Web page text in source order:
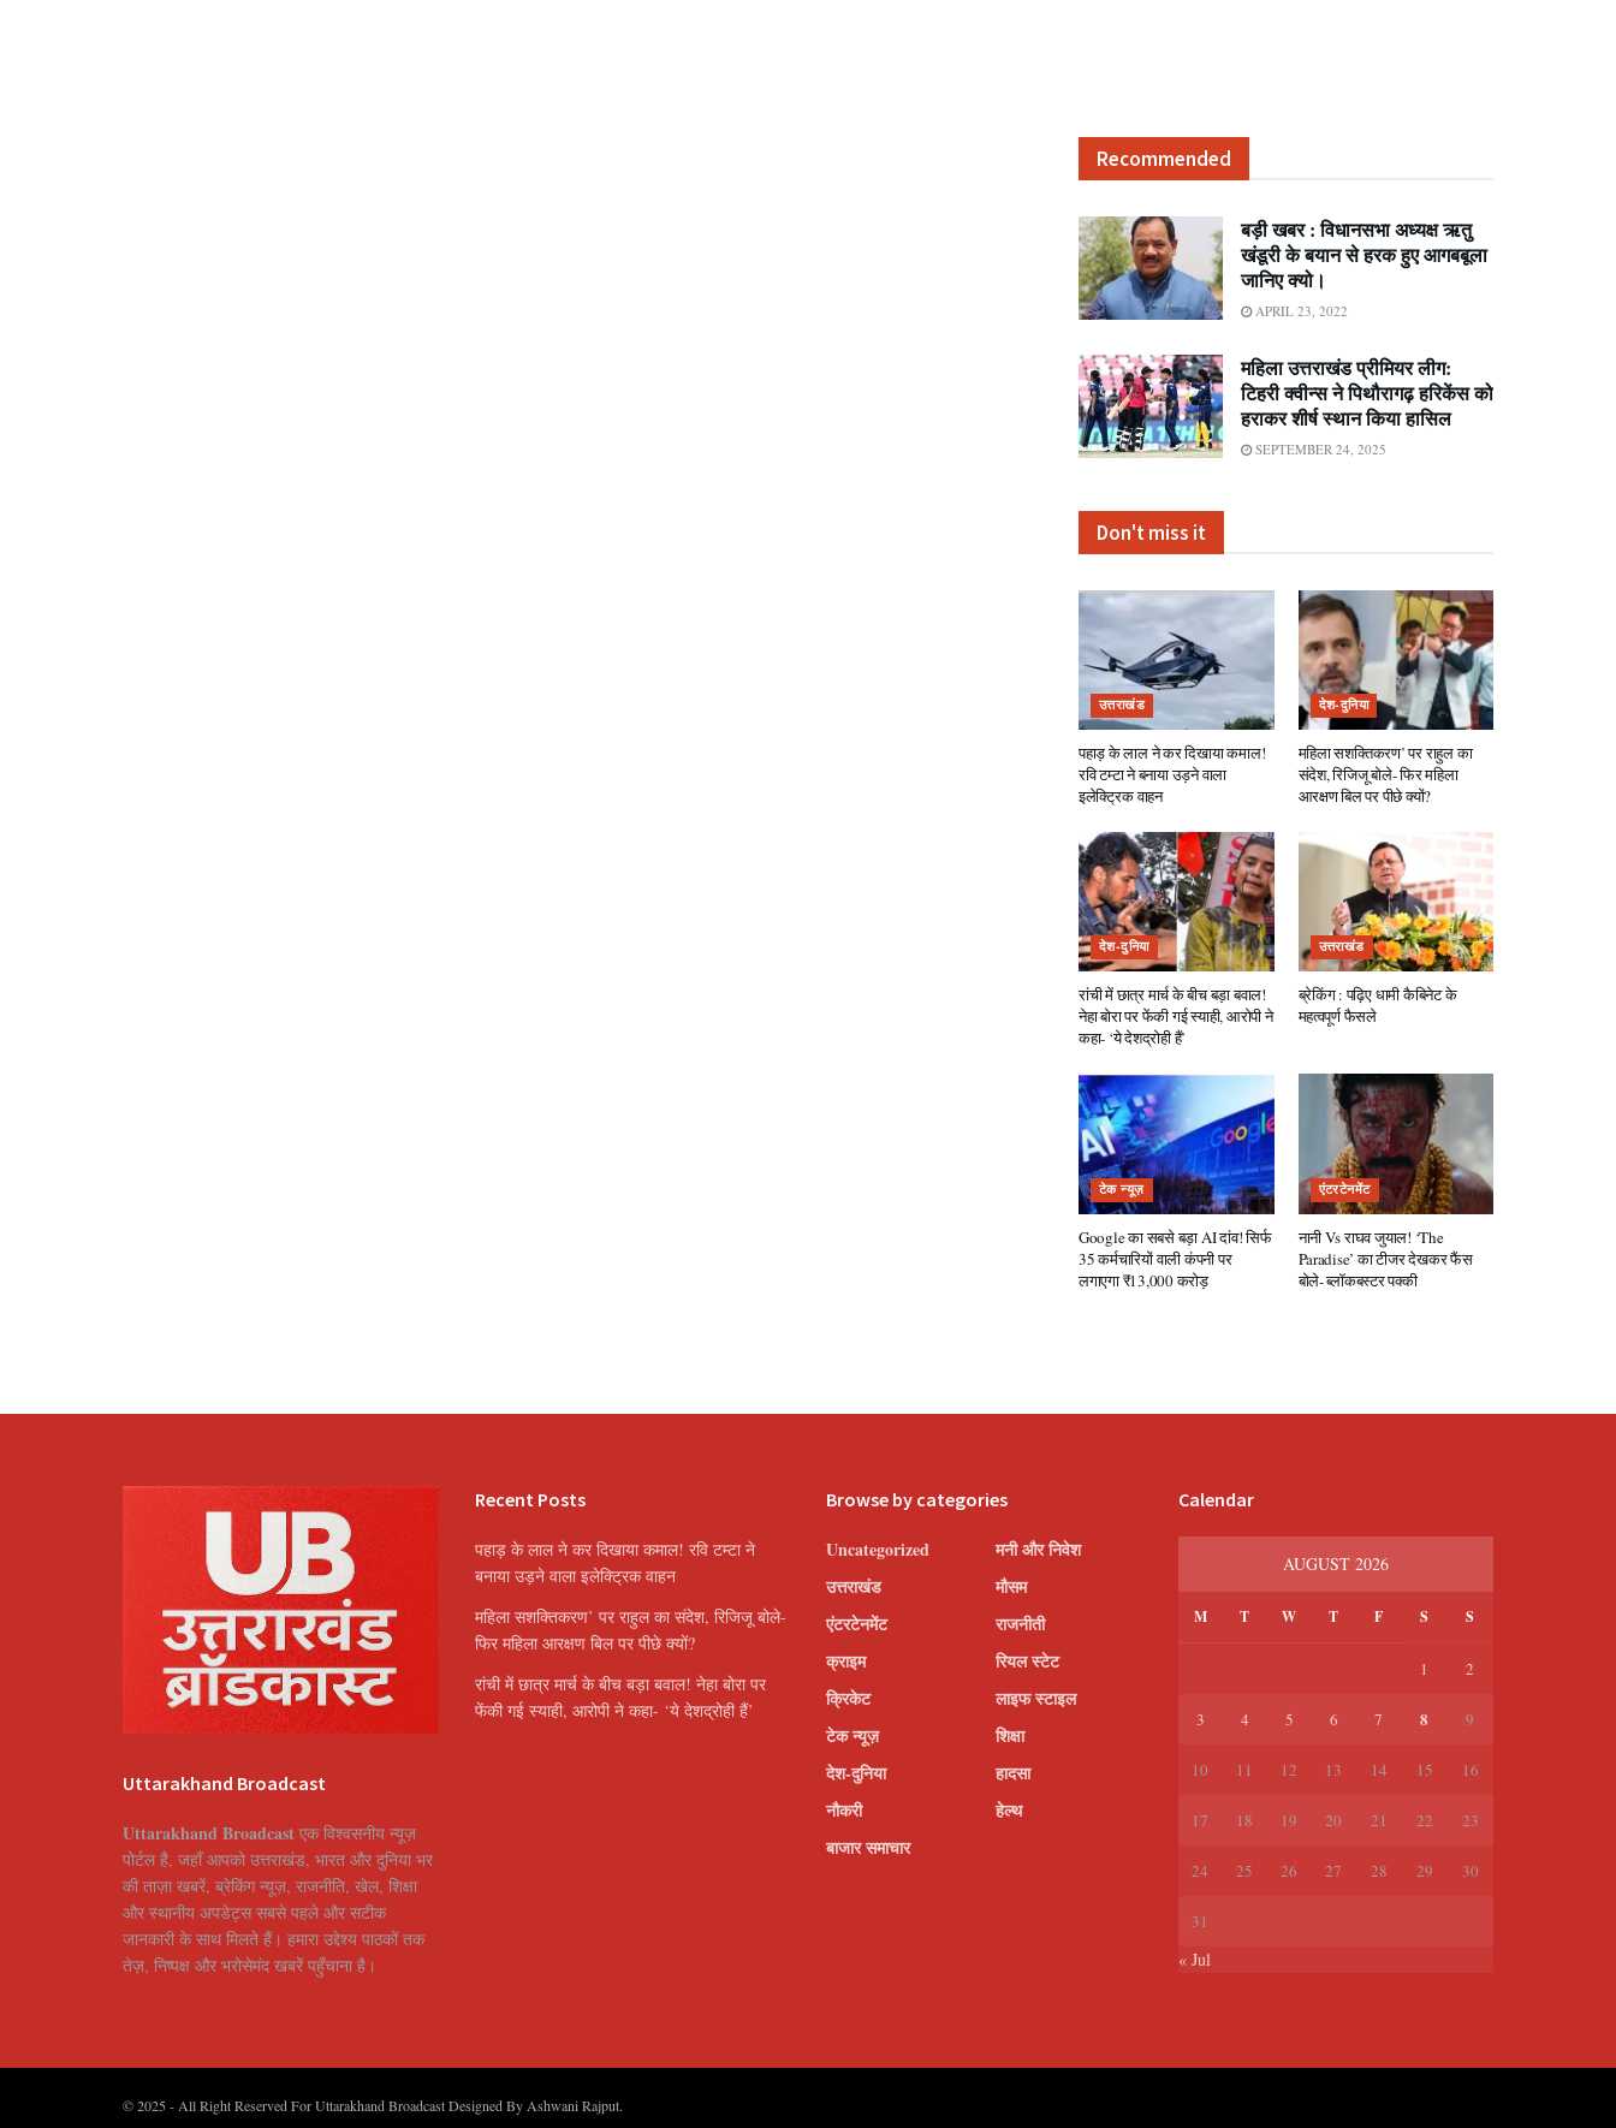
Recommended
बड़ी खबर : विधानसभा अध्यक्ष ऋतु
खंडूरी के बयान से हरक हुए आगबबूला
जानिए क्यो।
APRIL 23, 2022
महिला उत्तराखंड प्रीमियर लीग:
टिहरी क्वीन्स ने पिथौरागढ़ हरिकेंस को
हराकर शीर्ष स्थान किया हासिल
SEPTEMBER 24, 2025
Don't miss it
उत्तराखंड
पहाड़ के लाल ने कर दिखाया कमाल!
रवि टम्टा ने बनाया उड़ने वाला
इलेक्ट्रिक वाहन
देश-दुनिया
महिला सशक्तिकरण’ पर राहुल का
संदेश, रिजिजू बोले- फिर महिला
आरक्षण बिल पर पीछे क्यों?
देश-दुनिया
रांची में छात्र मार्च के बीच बड़ा बवाल!
नेहा बोरा पर फेंकी गई स्याही, आरोपी ने
कहा- ‘ये देशद्रोही हैं’
उत्तराखंड
ब्रेकिंग : पढ़िए धामी कैबिनेट के
महत्वपूर्ण फैसले
टेक न्यूज़
Google का सबसे बड़ा AI दांव! सिर्फ
35 कर्मचारियों वाली कंपनी पर
लगाएगा ₹13,000 करोड़
एंटरटेनमेंट
नानी Vs राघव जुयाल! ‘The
Paradise’ का टीजर देखकर फैंस
बोले- ब्लॉकबस्टर पक्की
Uttarakhand Broadcast
Uttarakhand Broadcast एक विश्वसनीय न्यूज़
पोर्टल है, जहाँ आपको उत्तराखंड, भारत और दुनिया भर
की ताज़ा खबरें, ब्रेकिंग न्यूज़, राजनीति, खेल, शिक्षा
और स्थानीय अपडेट्स सबसे पहले और सटीक
जानकारी के साथ मिलते हैं। हमारा उद्देश्य पाठकों तक
तेज़, निष्पक्ष और भरोसेमंद खबरें पहुँचाना है।
Recent Posts
पहाड़ के लाल ने कर दिखाया कमाल! रवि टम्टा ने
बनाया उड़ने वाला इलेक्ट्रिक वाहन
महिला सशक्तिकरण’ पर राहुल का संदेश, रिजिजू बोले-
फिर महिला आरक्षण बिल पर पीछे क्यों?
रांची में छात्र मार्च के बीच बड़ा बवाल! नेहा बोरा पर
फेंकी गई स्याही, आरोपी ने कहा- ‘ये देशद्रोही हैं’
Browse by categories
Uncategorized
उत्तराखंड
एंटरटेनमेंट
क्राइम
क्रिकेट
टेक न्यूज़
देश-दुनिया
नौकरी
बाजार समाचार
मनी और निवेश
मौसम
राजनीती
रियल स्टेट
लाइफ स्टाइल
शिक्षा
हादसा
हेल्थ
Calendar
AUGUST 2026
M T W T F S S
1 2
3 4 5 6 7 8 9
10 11 12 13 14 15 16
17 18 19 20 21 22 23
24 25 26 27 28 29 30
31
« Jul
© 2025 - All Right Reserved For Uttarakhand Broadcast Designed By Ashwani Rajput.